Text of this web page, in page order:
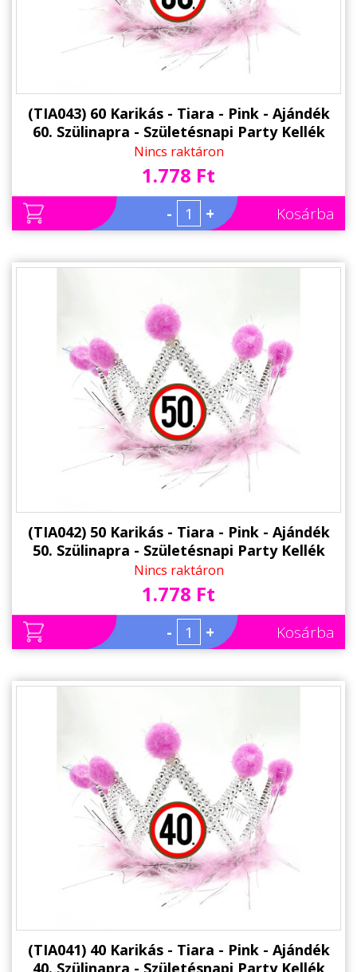
(TIA043) 60 Karikás - Tiara - Pink - Ajándék
60. Szülinapra - Születésnapi Party Kellék
Nincs raktáron
1.778 Ft
- + Kosárba
(TIA042) 50 Karikás - Tiara - Pink - Ajándék
50. Szülinapra - Születésnapi Party Kellék
Nincs raktáron
1.778 Ft
- + Kosárba
(TIA041) 40 Karikás - Tiara - Pink - Ajándék
40. Szülinapra - Születésnapi Party Kellék